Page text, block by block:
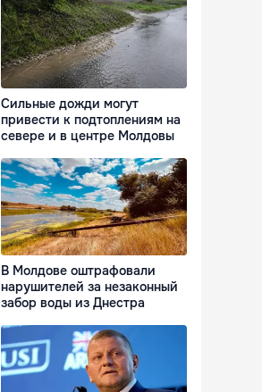
Сильные дожди могут
привести к подтоплениям на
севере и в центре Молдовы
В Молдове оштрафовали
нарушителей за незаконный
забор воды из Днестра